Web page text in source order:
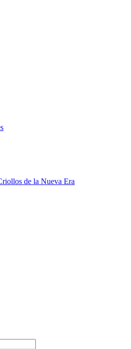
de la Nueva Era